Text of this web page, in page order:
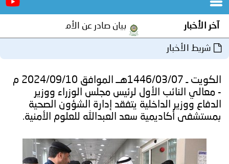
المكاتب
المجلس
مؤتمرات
و
جهود
إنجازات
توعوية
الخدمات
آخر الأخبار بيان صادر عن الأمانة العامة لمجلس
شريط الأخبار
الكويت ـ 1446/03/07هــ الموافق 2024/09/10 م
- معالي النائب الأول لرئيس مجلس الوزراء ووزير
الدفاع ووزير الداخلية يتفقد إدارة الشؤون الصحية
بمستشفى أكاديمية سعد العبدالله للعلوم الأمنية.